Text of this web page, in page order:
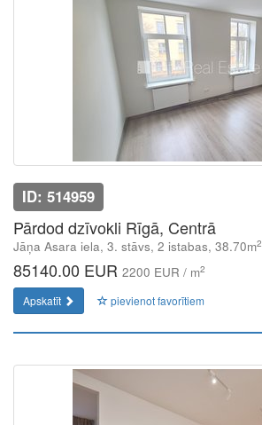
ID: 514959
Pārdod dzīvokli Rīgā, Centrā
Jāņa Asara iela, 3. stāvs, 2 istabas, 38.70m2
85140.00 EUR 2200 EUR / m2
Apskatīt pievienot favorītiem